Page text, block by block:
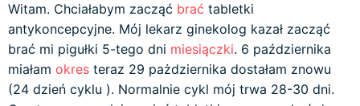
Witam. Chciałabym zacząć brać tabletki
antykoncepcyjne. Mój lekarz ginekolog kazał zacząć
brać mi pigułki 5-tego dni miesiączki. 6 października
miałam okres teraz 29 pażdziernika dostałam znowu
(24 dzień cyklu ). Normalnie cykl mój trwa 28-30 dni.